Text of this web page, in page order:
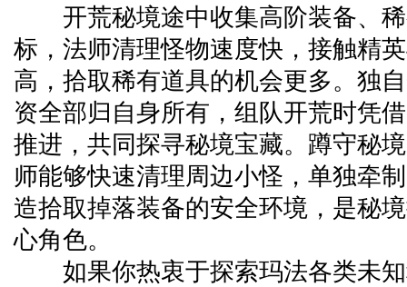
开荒秘境途中收集高阶装备、稀
标，法师清理怪物速度快，接触精
高，拾取稀有道具的机会更多。独
资全部归自身所有，组队开荒时凭
推进，共同探寻秘境宝藏。蹲守秘
师能够快速清理周边小怪，单独牵
造拾取掉落装备的安全环境，是秘
心角色。
如果你热衷于探索玛法各类未知